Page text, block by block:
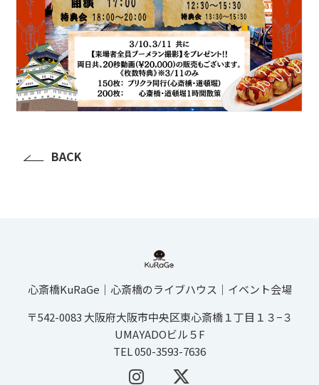
BACK
心斎橋KuRaGe│心斎橋のライブハウス│イベント会場
〒542-0083 大阪府大阪市中央区東心斎橋１丁目１３−３
UMAYADOビル５F
TEL 050-3593-7636